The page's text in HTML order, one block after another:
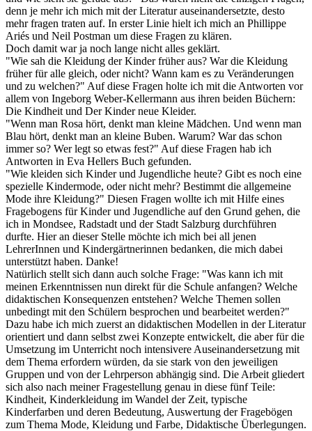
denn je mehr ich mich mit der Literatur auseinandersetzte, desto
mehr fragen traten auf. In erster Linie hielt ich mich an Phillippe
Ariés und Neil Postman um diese Fragen zu klären.
Doch damit war ja noch lange nicht alles geklärt.
"Wie sah die Kleidung der Kinder früher aus? War die Kleidung
früher für alle gleich, oder nicht? Wann kam es zu Veränderungen
und zu welchen?" Auf diese Fragen holte ich mit die Antworten vor
allem von Ingeborg Weber-Kellermann aus ihren beiden Büchern:
Die Kindheit und Der Kinder neue Kleider.
"Wenn man Rosa hört, denkt man kleine Mädchen. Und wenn man
Blau hört, denkt man an kleine Buben. Warum? War das schon
immer so? Wer legt so etwas fest?" Auf diese Fragen hab ich
Antworten in Eva Hellers Buch gefunden.
"Wie kleiden sich Kinder und Jugendliche heute? Gibt es noch eine
spezielle Kindermode, oder nicht mehr? Bestimmt die allgemeine
Mode ihre Kleidung?" Diesen Fragen wollte ich mit Hilfe eines
Fragebogens für Kinder und Jugendliche auf den Grund gehen, die
ich in Mondsee, Radstadt und der Stadt Salzburg durchführen
durfte. Hier an dieser Stelle möchte ich mich bei all jenen
LehrerInnen und Kindergärtnerinnen bedanken, die mich dabei
unterstützt haben. Danke!
Natürlich stellt sich dann auch solche Frage: "Was kann ich mit
meinen Erkenntnissen nun direkt für die Schule anfangen? Welche
didaktischen Konsequenzen entstehen? Welche Themen sollen
unbedingt mit den Schülern besprochen und bearbeitet werden?"
Dazu habe ich mich zuerst an didaktischen Modellen in der Literatur
orientiert und dann selbst zwei Konzepte entwickelt, die aber für die
Umsetzung im Unterricht noch intensivere Auseinandersetzung mit
dem Thema erfordern würden, da sie stark von den jeweiligen
Gruppen und von der Lehrperson abhängig sind. Die Arbeit gliedert
sich also nach meiner Fragestellung genau in diese fünf Teile:
Kindheit, Kinderkleidung im Wandel der Zeit, typische
Kinderfarben und deren Bedeutung, Auswertung der Fragebögen
zum Thema Mode, Kleidung und Farbe, Didaktische Überlegungen.